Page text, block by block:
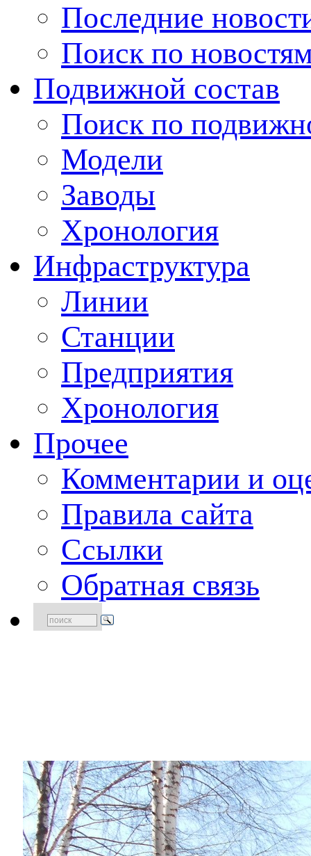
Последние
Поиск по
Подвижной состав
Поиск по
Модели
Заводы
Хронология
Инфраструктура
Линии
Станции
Предприятия
Хронология
Прочее
Комментарии и
Правила сайта
Ссылки
Обратная связь